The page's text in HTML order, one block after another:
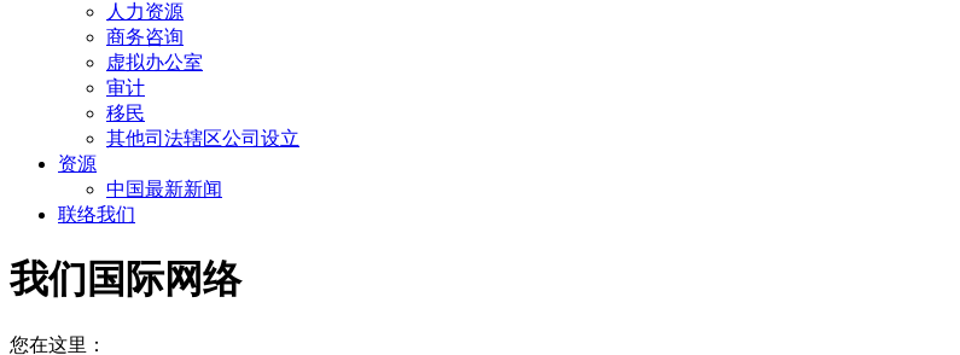
人力资源
商务咨询
虚拟办公室
审计
移民
其他司法辖区公司设立
资源
中国最新新闻
联络我们
我们国际网络
您在这里：